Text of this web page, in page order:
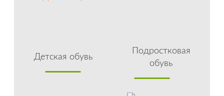
Детская обувь
Подростковая
обувь